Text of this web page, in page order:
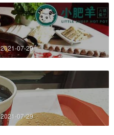
2021-07-29
2021-07-29